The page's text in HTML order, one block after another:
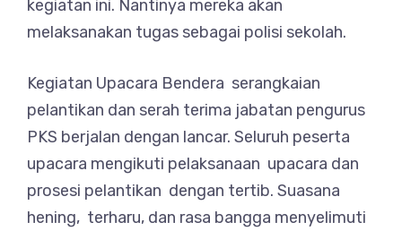
kegiatan ini. Nantinya mereka akan
melaksanakan tugas sebagai polisi sekolah.
Kegiatan Upacara Bendera serangkaian
pelantikan dan serah terima jabatan pengurus
PKS berjalan dengan lancar. Seluruh peserta
upacara mengikuti pelaksanaan upacara dan
prosesi pelantikan dengan tertib. Suasana
hening, terharu, dan rasa bangga menyelimuti